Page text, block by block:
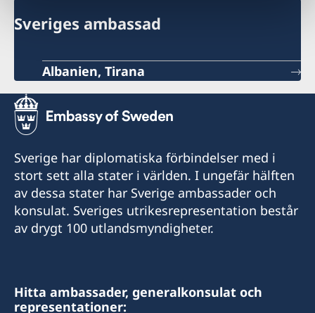
Sveriges ambassad
Albanien, Tirana
Sverige har diplomatiska förbindelser med i
stort sett alla stater i världen. I ungefär hälften
av dessa stater har Sverige ambassader och
konsulat. Sveriges utrikesrepresentation består
av drygt 100 utlandsmyndigheter.
Hitta ambassader, generalkonsulat och
representationer: